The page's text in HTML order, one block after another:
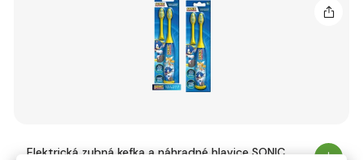
Elektrická zubná kefka a náhradné hlavice SONIC